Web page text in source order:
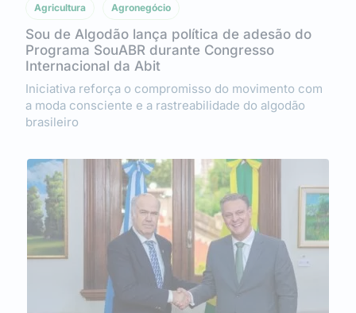
Agricultura Agronegócio
Sou de Algodão lança política de adesão do
Programa SouABR durante Congresso
Internacional da Abit
Iniciativa reforça o compromisso do movimento com
a moda consciente e a rastreabilidade do algodão
brasileiro